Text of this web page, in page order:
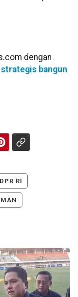
dengan
bangun
RI